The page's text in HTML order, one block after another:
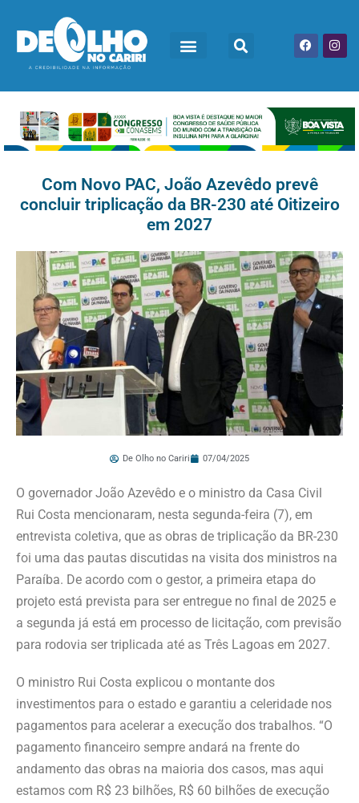
Com Novo PAC, João Azevêdo prevê
concluir triplicação da BR-230 até Oitizeiro
em 2027
De Olho no Cariri 07/04/2025
O governador João Azevêdo e o ministro da Casa Civil
Rui Costa mencionaram, nesta segunda-feira (7), em
entrevista coletiva, que as obras de triplicação da BR-230
foi uma das pautas discutidas na visita dos ministros na
Paraíba. De acordo com o gestor, a primeira etapa do
projeto está prevista para ser entregue no final de 2025 e
a segunda já está em processo de licitação, com previsão
para rodovia ser triplicada até as Três Lagoas em 2027.
O ministro Rui Costa explicou o montante dos
investimentos para o estado e garantiu a celeridade nos
pagamentos para acelerar a execução dos trabalhos. “O
pagamento financeiro sempre andará na frente do
andamento das obras na maioria dos casos, mas aqui
estamos com R$ 23 bilhões, R$ 60 bilhões de execução